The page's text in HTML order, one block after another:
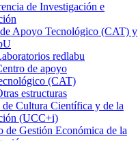
de Investigación e
Apoyo Tecnológico (CAT) y
redlabu
de apoyo
(CAT)
estructuras
Cultura Científica y de la
(UCC+i)
de Gestión Económica de la